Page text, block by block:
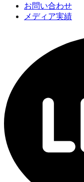
お問い合わせ
メディア実績